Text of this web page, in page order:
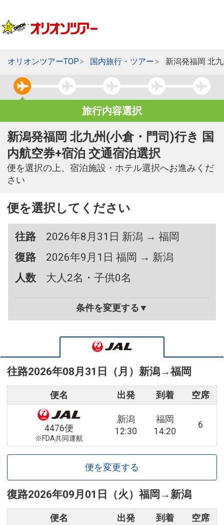
オリオンツアーTOP 国内旅行・ツアー 新潟発福岡 北
旅行内容選択
新潟発福岡 北九州(小倉・門司)行き 国
内航空券+宿泊 交通宿泊選択
便を選択の上、宿泊施設・ホテル選択へお進みくだ
さい
便を選択してください
往路
2026年8月31日 新潟 → 福岡
復路
2026年9月1日 福岡 → 新潟
人数
大人2名・子供0名
条件を変更する▼
往路2026年08月31日（月） 新潟→福岡
便名 出発 到着 空席
4476便
※FDA共同運航
新潟
12:30
福岡
14:20
6
便を変更する
復路2026年09月01日（火）福岡 →新潟
便名 出発 到着 空席